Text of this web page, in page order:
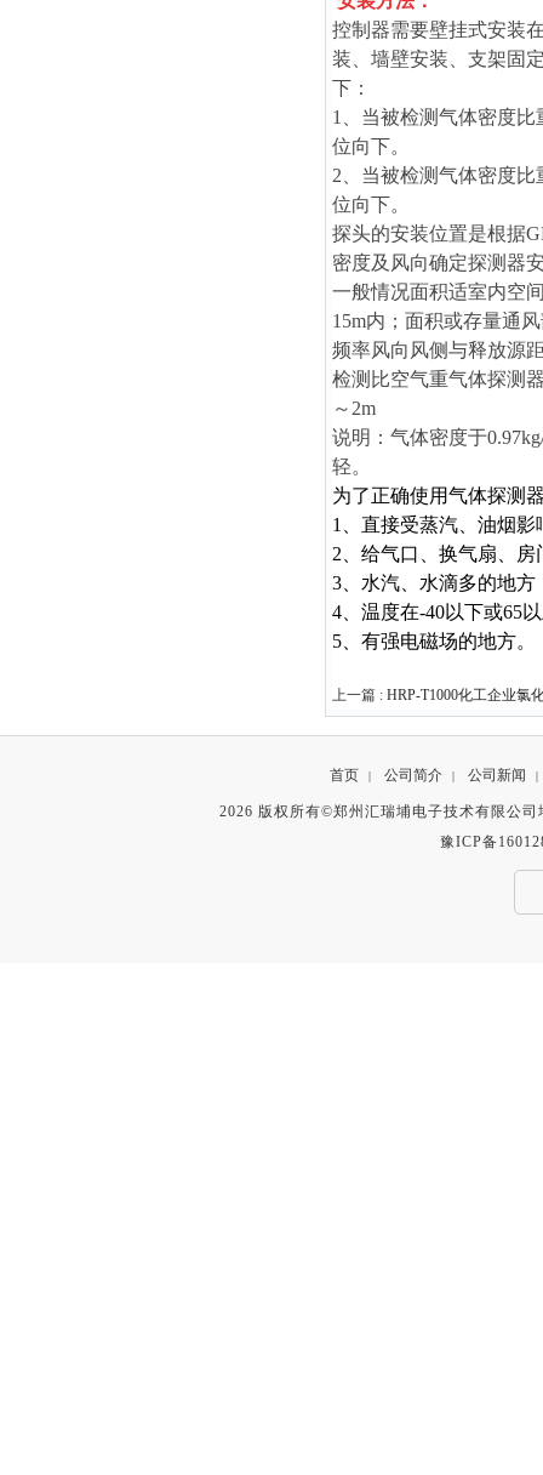
控制器需要壁挂式安装
装、墙壁安装、支架固
下：
1、当被检测气体密度
位向下。
2、当被检测气体密度
位向下。
探头的安装位置是根据
密度及风向确定探测器
一般情况面积适室内空
15m内；面积或存量通
频率风向风侧与释放源
检测比空气重气体探测
～2m
说明：气体密度于
轻。
为了正确使用气体探测
1、直接受蒸汽、油烟影
2、给气口、换气扇、
3、水汽、水滴多的地方
4、温度在-40以下或65
5、有强电磁场的地方。
上一篇 : HRP-T1000化工企业氯
首页 | 公司简介 | 公司新闻 |
2026 版权所有©郑州汇瑞埔电子技术有限公
豫ICP备